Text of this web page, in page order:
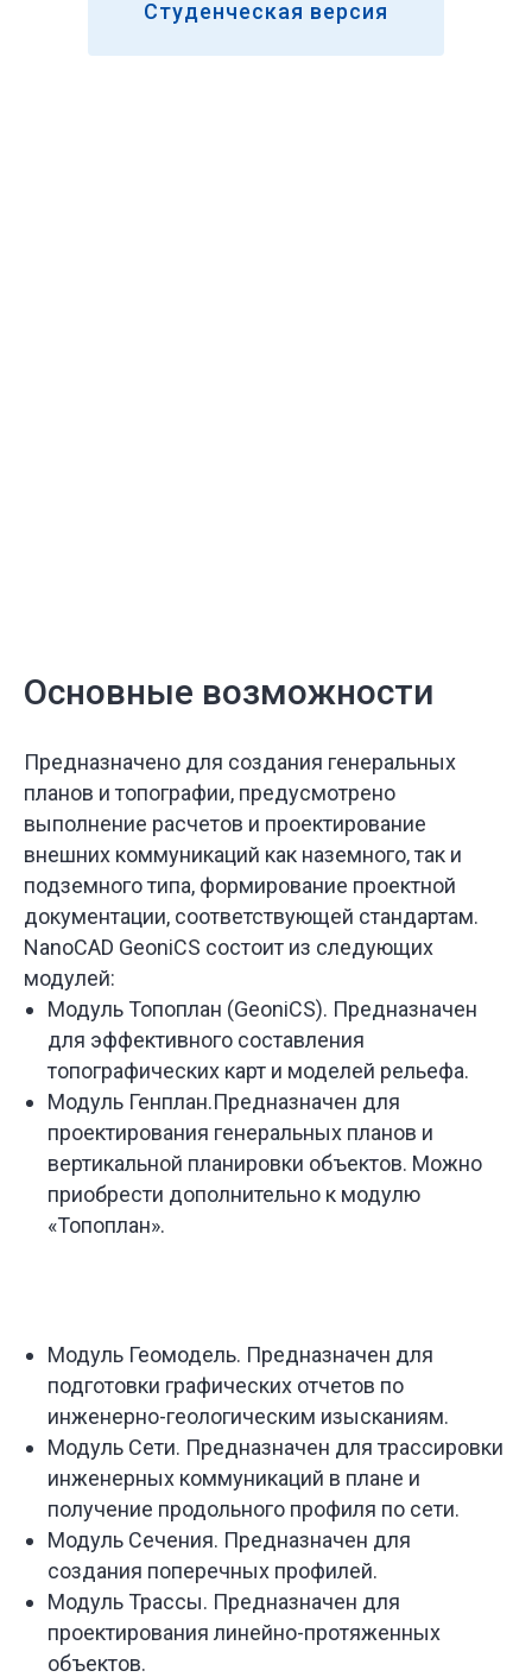
Студенческая версия
Основные возможности
Предназначено для создания генеральных
планов и топографии, предусмотрено
выполнение расчетов и проектирование
внешних коммуникаций как наземного, так и
подземного типа, формирование проектной
документации, соответствующей стандартам.
NanoCAD GeoniCS состоит из следующих
модулей:
Модуль Топоплан (GeoniCS). Предназначен
для эффективного составления
топографических карт и моделей рельефа.
Модуль Генплан.Предназначен для
проектирования генеральных планов и
вертикальной планировки объектов. Можно
приобрести дополнительно к модулю
«Топоплан».
Модуль Геомодель. Предназначен для
подготовки графических отчетов по
инженерно-геологическим изысканиям.
Модуль Сети. Предназначен для трассировки
инженерных коммуникаций в плане и
получение продольного профиля по сети.
Модуль Сечения. Предназначен для
создания поперечных профилей.
Модуль Трассы. Предназначен для
проектирования линейно-протяженных
объектов.